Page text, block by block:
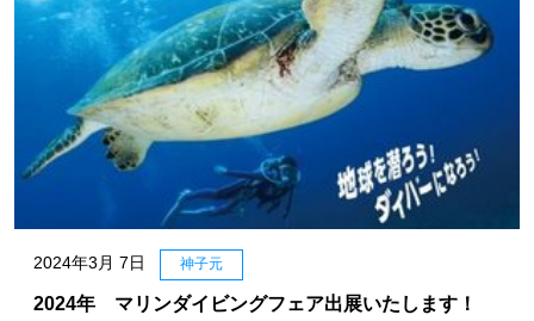
2024年3月 7日 神子元
2024年 マリンダイビングフェア出展いたします！